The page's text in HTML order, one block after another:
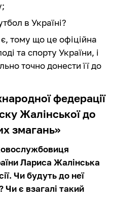
в Україні?
тому що це офіційна
та спорту України, і
точно донести її до
федерації
Жалінської до
змагань»
Лариса Жалінська
Чи будуть до неї
Чи є взагалі такий